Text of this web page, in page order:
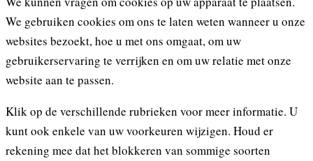
We gebruiken cookies om ons te laten weten wanneer u onze
websites bezoekt, hoe u met ons omgaat, om uw
gebruikerservaring te verrijken en om uw relatie met onze
website aan te passen.
Klik op de verschillende rubrieken voor meer informatie. U
kunt ook enkele van uw voorkeuren wijzigen. Houd er
rekening mee dat het blokkeren van sommige soorten